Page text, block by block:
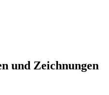
und Zeichnungen